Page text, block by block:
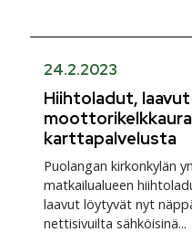
24.2.2023
Hiihtoladut, laavut
karttapalvelusta
Puolangan kirkonkylän
matkailualueen
laavut löytyvät nyt
nettisivuilta sähköisinä...